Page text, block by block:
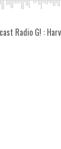
Radio G! :